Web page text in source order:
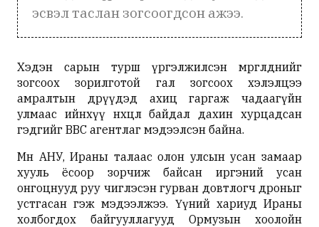
эсвэл таслан зогсоогдсон ажээ.
Хэдэн сарын турш үргэлжилсэн мөргөлдөөнийг
зогсоох зорилготой гал зогсоох хэлэлцээ
амралтын өдрүүдэд ахиц гаргаж чадаагүйн
улмаас ийнхүү нөхцөл байдал дахин хурцадсан
гэдгийг BBC агентлаг мэдээлсэн байна.
Мөн АНУ, Ираны талаас олон улсын усан замаар
хууль ёсоор зорчиж байсан иргэний усан
онгоцнууд руу чиглэсэн гурван довтлогч дроныг
устгасан гэж мэдээлжээ. Үүний хариуд Ираны
холбогдох байгууллагууд Ормузын хоолойн